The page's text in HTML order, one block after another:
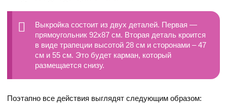
Выкройка состоит из двух деталей. Первая —
прямоугольник 92х87 см. Вторая деталь кроится
в виде трапеции высотой 28 см и сторонами – 47
см и 55 см. Это будет карман, который
размещается снизу.
Поэтапно все действия выглядят следующим образом: